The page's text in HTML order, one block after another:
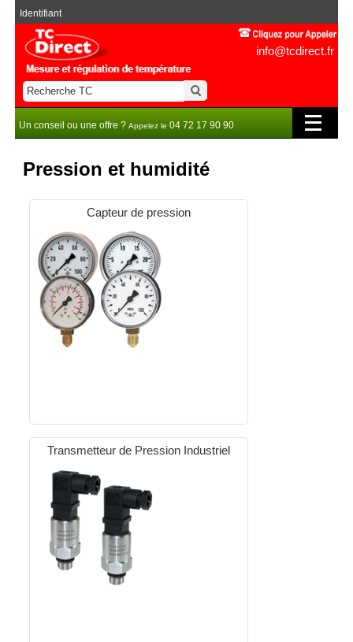
info@tcdirect.fr
Identifiant
Un conseil ou une offre ? Appelez le 04 72 17 90 90
Pression et humidité
Capteur de pression
Transmetteur de Pression Industriel